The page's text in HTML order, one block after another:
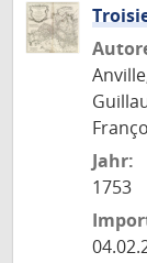
Jahr:
1753